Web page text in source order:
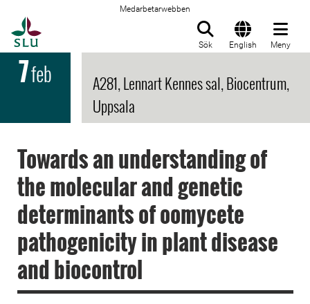
Medarbetarwebben
Sök English Meny
7feb
A281, Lennart Kennes sal, Biocentrum,
Uppsala
Towards an understanding of
the molecular and genetic
determinants of oomycete
pathogenicity in plant disease
and biocontrol